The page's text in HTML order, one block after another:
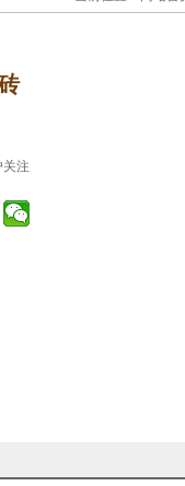
注